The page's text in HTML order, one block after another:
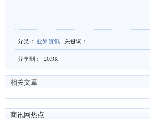
分类 ： 业界资讯 关键词 ：
分享到： 20.9K
相关文章
商讯网热点